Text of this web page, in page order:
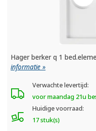
Hager berker q 1
informatie »
Verwachte levertijd:
voor maandag 21u
Huidige voorraad:
17 stuk(s)